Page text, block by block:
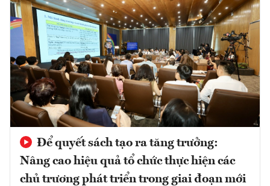
Để quyết sách tạo ra tăng trưởng:
Nâng cao hiệu quả tổ chức thực hiện các
chủ trương phát triển trong giai đoạn mới